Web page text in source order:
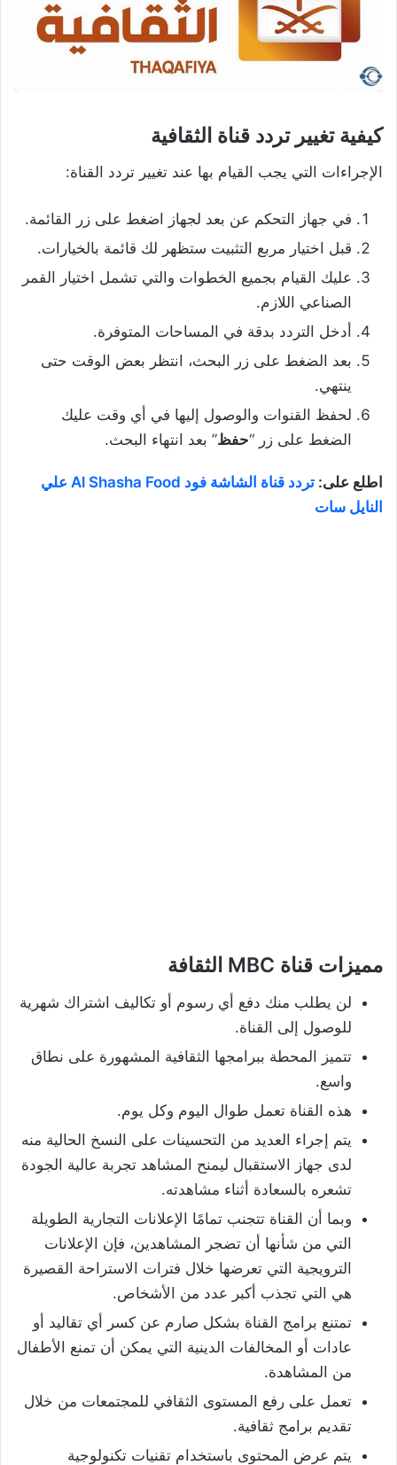
كيفية تغيير تردد قناة الثقافية
الإجراءات التي يجب القيام بها عند تغيير تردد القناة:
في جهاز التحكم عن بعد لجهاز اضغط على زر القائمة.
قبل اختيار مربع التثبيت ستظهر لك قائمة بالخيارات.
عليك القيام بجميع الخطوات والتي تشمل اختيار القمر
الصناعي اللازم.
أدخل التردد بدقة في المساحات المتوفرة.
بعد الضغط على زر البحث، انتظر بعض الوقت حتى
ينتهي.
لحفظ القنوات والوصول إليها في أي وقت عليك
الضغط على زر “حفظ” بعد انتهاء البحث.
اطلع على:
تردد قناة الشاشة فود Al Shasha Food علي
النايل سات
مميزات قناة MBC الثقافة
لن يطلب منك دفع أي رسوم أو تكاليف اشتراك شهرية
للوصول إلى القناة.
تتميز المحطة ببرامجها الثقافية المشهورة على نطاق
واسع.
هذه القناة تعمل طوال اليوم وكل يوم.
يتم إجراء العديد من التحسينات على النسخ الحالية منه
لدى جهاز الاستقبال ليمنح المشاهد تجربة عالية الجودة
تشعره بالسعادة أثناء مشاهدته.
وبما أن القناة تتجنب تمامًا الإعلانات التجارية الطويلة
التي من شأنها أن تضجر المشاهدين، فإن الإعلانات
الترويجية التي تعرضها خلال فترات الاستراحة القصيرة
هي التي تجذب أكبر عدد من الأشخاص.
تمتنع برامج القناة بشكل صارم عن كسر أي تقاليد أو
عادات أو المخالفات الدينية التي يمكن أن تمنع الأطفال
من المشاهدة.
تعمل على رفع المستوى الثقافي للمجتمعات من خلال
تقديم برامج ثقافية.
يتم عرض المحتوى باستخدام تقنيات تكنولوجية